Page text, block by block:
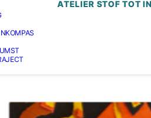
ATELIER STOF TOT